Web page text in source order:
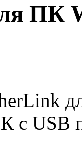
ПК
с USB